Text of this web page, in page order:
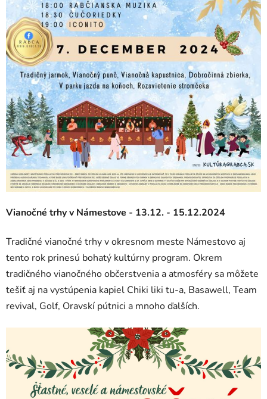
Vianočné trhy v Námestove - 13.12. - 15.12.2024
Tradičné vianočné trhy v okresnom meste Námestovo aj
tento rok prinesú bohatý kultúrny program. Okrem
tradičného vianočného občerstvenia a atmosféry sa môžete
tešiť aj na vystúpenia kapiel Chiki liki tu-a, Basawell, Team
revival, Golf, Oravskí pútnici a mnoho ďalších.